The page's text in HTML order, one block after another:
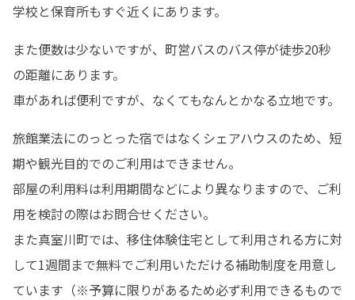
学校と保育所もすぐ近くにあります。
また便数は少ないですが、町営バスのバス停が徒歩20秒
の距離にあります。
車があれば便利ですが、なくてもなんとかなる立地です。
旅館業法にのっとった宿ではなくシェアハウスのため、短
期や観光目的でのご利用はできません。
部屋の利用料は利用期間などにより異なりますので、ご利
用を検討の際はお問合せください。
また真室川町では、移住体験住宅として利用される方に対
して1週間まで無料でご利用いただける補助制度を用意し
ています（※予算に限りがあるため必ず利用できるもので